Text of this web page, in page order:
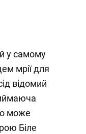
у самому
мрії для
відомий
може
Біле